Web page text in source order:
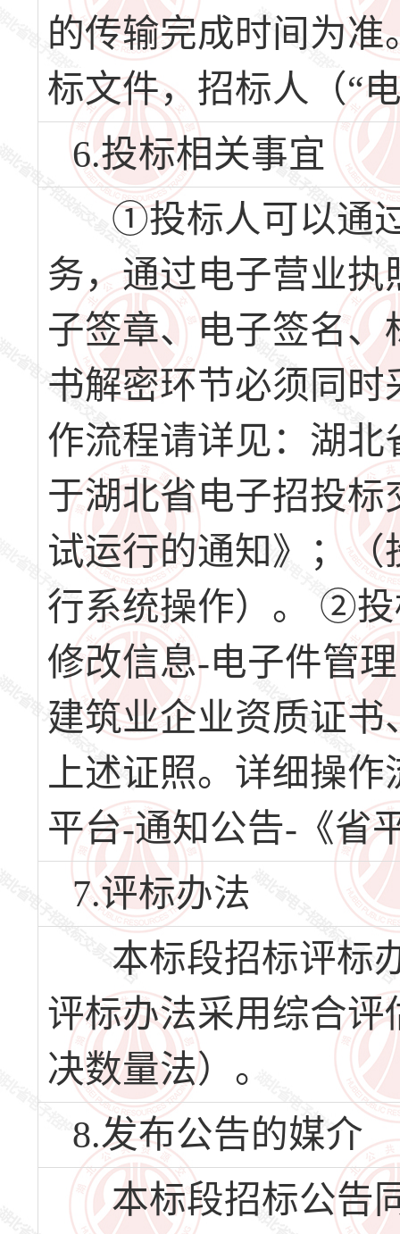
的传输完成时间为
标文件，招标人（“
6.投标相关事宜
①投标人可以通
务，通过电子营业
子签章、电子签名
书解密环节必须同
作流程请详见：湖
于湖北省电子招投
试运行的通知》；
行系统操作）。 ②
修改信息-电子件管
建筑业企业资质证
上述证照。详细操
平台-通知公告-《省
7.评标办法
本标段招标评标
评标办法采用综合
决数量法）。
8.发布公告的媒介
本标段招标公告